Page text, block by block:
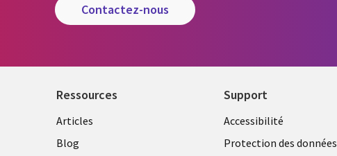
contactez-nous
Ressources
Library
Links
Articles
Blog
Support
Legal
FRANCE
Accessibilité
Protection des données